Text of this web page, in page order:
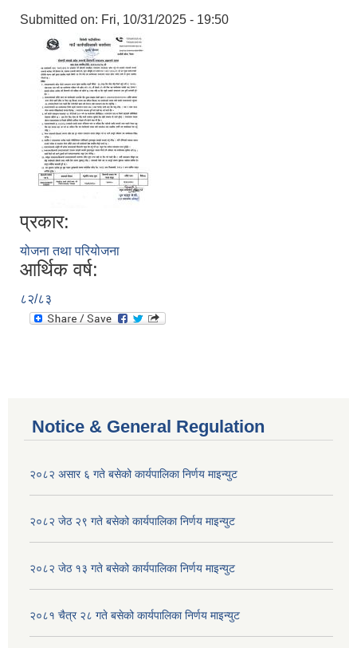
Submitted on: Fri, 10/31/2025 - 19:50
प्रकार:
योजना तथा परियोजना
आर्थिक वर्ष:
८२/८३
Notice & General Regulation
२०८२ असार ६ गते बसेको कार्यपालिका निर्णय माइन्युट
२०८२ जेठ २९ गते बसेको कार्यपालिका निर्णय माइन्युट
२०८२ जेठ १३ गते बसेको कार्यपालिका निर्णय माइन्युट
२०८१ चैत्र २८ गते बसेको कार्यपालिका निर्णय माइन्युट